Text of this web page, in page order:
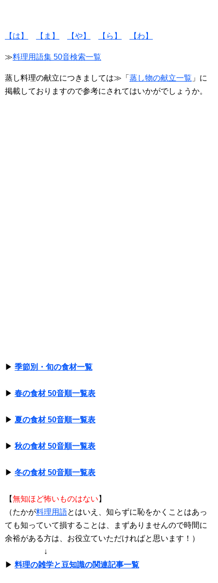
【は】 【ま】 【や】 【ら】 【わ】
≫料理用語集 50音検索一覧
蒸し料理の献立につきましては≫「 蒸し物の献立一覧 」に
掲載しておりますので参考にされてはいかがでしょうか。
▶ 季節別・旬の食材一覧
▶ 春の食材 50音順一覧表
▶ 夏の食材 50音順一覧表
▶ 秋の食材 50音順一覧表
▶ 冬の食材 50音順一覧表
【無知ほど怖いものはない 】
（たかが料理用語とはいえ、知らずに恥をかくことはあっ
ても知っていて損することは、まずありませんので時間に
余裕がある方は、お役立ていただければと思います！）
↓
▶ 料理の雑学と豆知識の関連記事一覧